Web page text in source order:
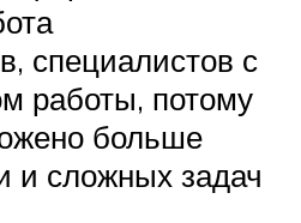
специалистов с
работы, потому
больше
и сложных задач